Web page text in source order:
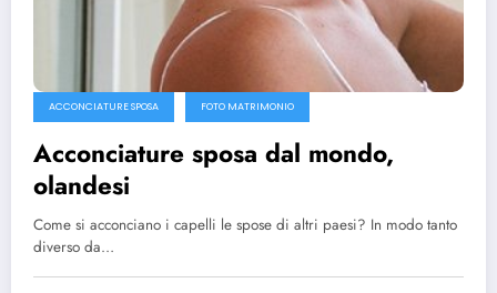
ACCONCIATURE SPOSA FOTO MATRIMONIO
Acconciature sposa dal mondo,
olandesi
Come si acconciano i capelli le spose di altri paesi? In modo tanto
diverso da…